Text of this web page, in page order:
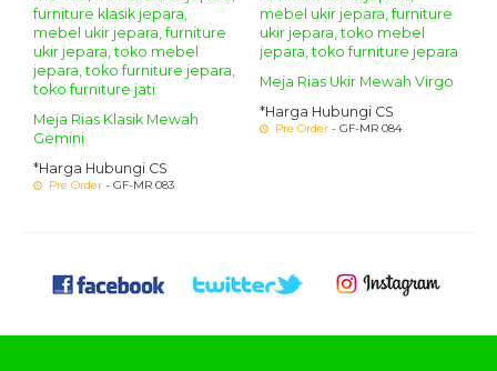
Meja Rias Ukir Mewah Virgo
*Harga Hubungi CS
Pre Order - GF-MR 084
Meja Rias Klasik Mewah
Gemini
*Harga Hubungi CS
Pre Order - GF-MR 083